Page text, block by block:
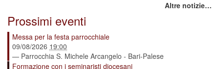
Altre notizie…
Prossimi eventi
Messa per la festa parrocchiale
09/08/2026 19:00
— Parrocchia S. Michele Arcangelo - Bari-Palese
Formazione con i seminaristi diocesani